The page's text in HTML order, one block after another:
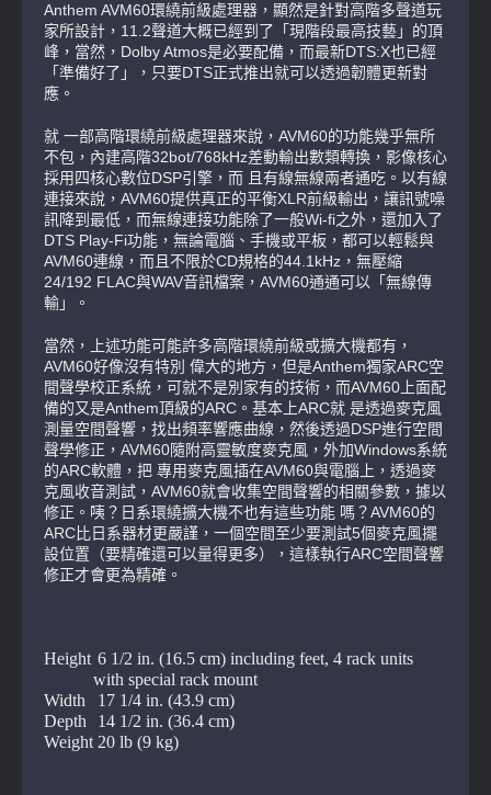
Anthem AVM60環繞前級處理器，顯然是針對高階多聲道玩
家所設計，11.2聲道大概已經到了「現階段最高技藝」的頂
峰，當然，Dolby Atmos是必要配備，而最新DTS:X也已經
「準備好了」，只要DTS正式推出就可以透過韌體更新對
應。
就 一部高階環繞前級處理器來說，AVM60的功能幾乎無所
不包，內建高階32bot/768kHz差動輸出數類轉換，影像核心
採用四核心數位DSP引擎，而 且有線無線兩者通吃。以有線
連接來說，AVM60提供真正的平衡XLR前級輸出，讓訊號噪
訊降到最低，而無線連接功能除了一般Wi-fi之外，還加入了
DTS Play-Fi功能，無論電腦、手機或平板，都可以輕鬆與
AVM60連線，而且不限於CD規格的44.1kHz，無壓縮
24/192 FLAC與WAV音訊檔案，AVM60通通可以「無線傳
輸」。
當然，上述功能可能許多高階環繞前級或擴大機都有，
AVM60好像沒有特別 偉大的地方，但是Anthem獨家ARC空
間聲學校正系統，可就不是別家有的技術，而AVM60上面配
備的又是Anthem頂級的ARC。基本上ARC就 是透過麥克風
測量空間聲響，找出頻率響應曲線，然後透過DSP進行空間
聲學修正，AVM60隨附高靈敏度麥克風，外加Windows系統
的ARC軟體，把 專用麥克風插在AVM60與電腦上，透過麥
克風收音測試，AVM60就會收集空間聲響的相關參數，據以
修正。咦？日系環繞擴大機不也有這些功能 嗎？AVM60的
ARC比日系器材更嚴謹，一個空間至少要測試5個麥克風擺
設位置（要精確還可以量得更多），這樣執行ARC空間聲響
修正才會更為精確。
Height 6 1/2 in. (16.5 cm) including feet, 4 rack units
with special rack mount
Width
17 1/4 in. (43.9 cm)
Depth
14 1/2 in. (36.4 cm)
Weight20 lb (9 kg)